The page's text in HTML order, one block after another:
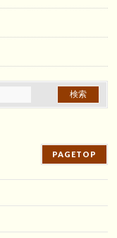
PAGETOP